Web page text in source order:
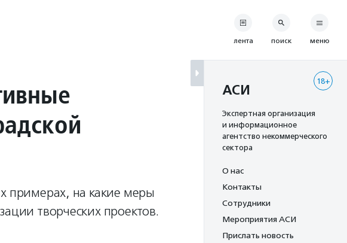
примерах, на какие меры
творческих проектов.
лента поиск меню
18+
АСИ
Экспертная организация
и информационное
агентство некоммерческого
сектора
О нас
Контакты
Сотрудники
Мероприятия АСИ
Прислать новость